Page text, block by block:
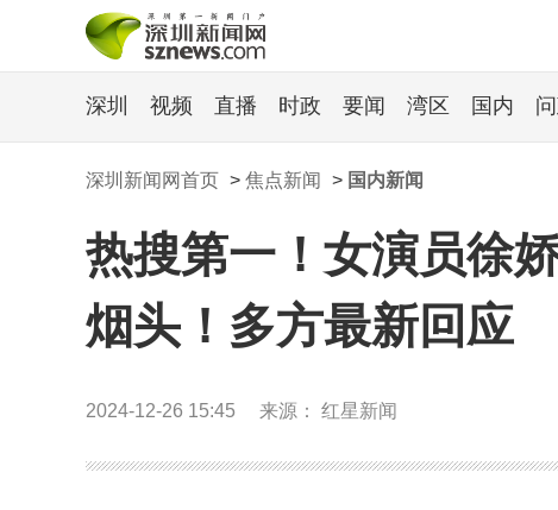
深圳 视频 直播 时政 要闻 湾区 国内
深圳新闻网首页 > 焦点新闻 > 国内新闻
热搜第一！女演员徐
烟头！多方最新回应
2024-12-26 15:45 来源： 红星新闻